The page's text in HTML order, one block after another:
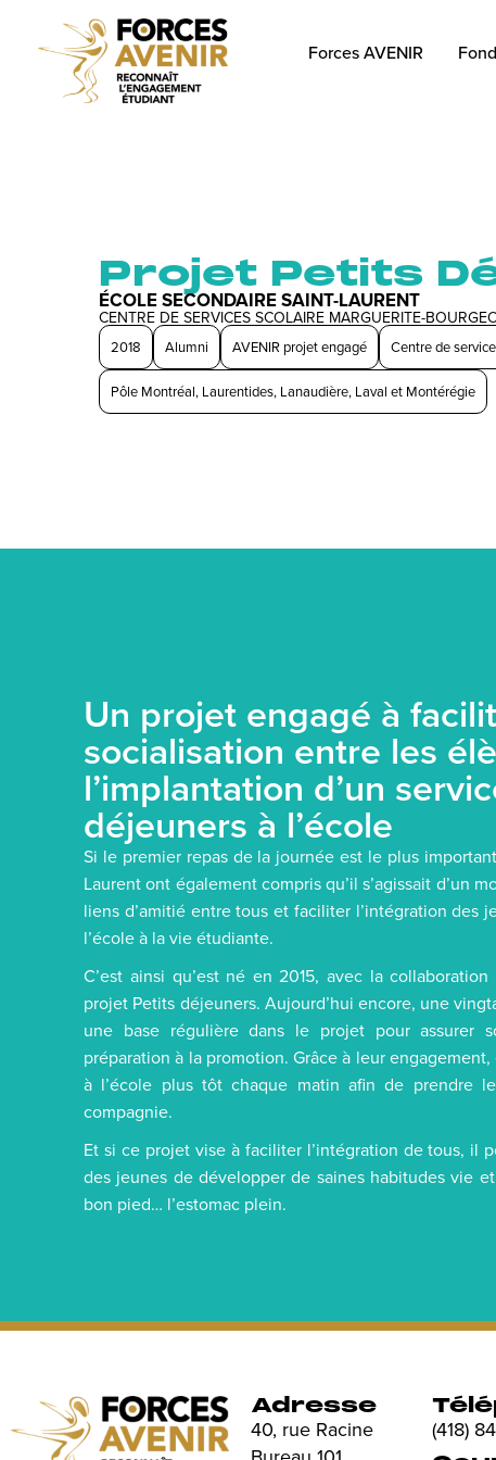
Forces AVENIR
Projet Petits
ÉCOLE SECONDAIRE SAINT-LAURENT
CENTRE DE SERVICES SCOLAIRE MARGUERITE-
2018 Alumni AVENIR projet engagé Centre de
Pôle Montréal, Laurentides, Lanaudière, Laval et Montérégie
Un projet engagé à
socialisation entre les
l’implantation d’un
déjeuners à l’école
Si le premier repas de la journée est le plus
Laurent ont également compris qu’il s’agissait d’un
liens d’amitié entre tous et faciliter l’intégration des
l’école à la vie étudiante.
C’est ainsi qu’est né en 2015, avec la
projet Petits déjeuners. Aujourd’hui encore, une
une base régulière dans le projet pour assurer
préparation à la promotion. Grâce à leur
à l’école plus tôt chaque matin afin de prendre
compagnie.
Et si ce projet vise à faciliter l’intégration de tous, il
des jeunes de développer de saines habitudes vie
bon pied… l’estomac plein.
Adresse
40, rue Racine
(418)